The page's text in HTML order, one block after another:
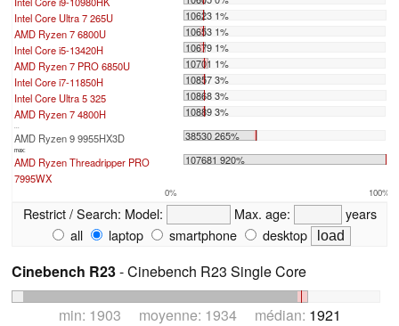
Intel Core Ultra 7 265U
10623 1%
AMD Ryzen 7 6800U
10653 1%
Intel Core i5-13420H
10679 1%
AMD Ryzen 7 PRO 6850U
10701 1%
Intel Core i7-11850H
10857 3%
Intel Core Ultra 5 325
10868 3%
AMD Ryzen 7 4800H
10889 3%
...
AMD Ryzen 9 9955HX3D 38530 265%
max:
AMD Ryzen Threadripper PRO
7995WX
107681 920%
0% 100%
Restrict / Search: Model: Max. age:
years
all
laptop smartphone desktop
Cinebench R23- Cinebench R23 Single Core
min: 1903 moyenne: 1934 médian: 1921